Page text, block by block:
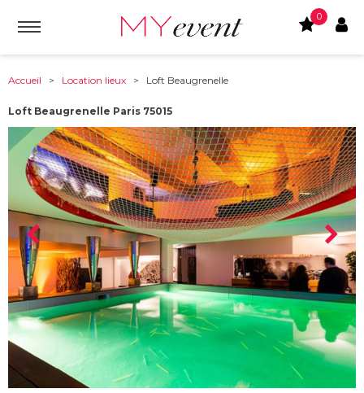
0
Accueil > Location lieux > Loft Beaugrenelle
Loft Beaugrenelle Paris 75015
75015-Paris À partir de :
11000 €